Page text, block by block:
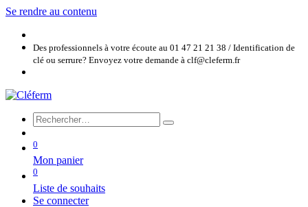
Se rendre au contenu
Des professionnels à votre écoute au 01 47 21 21 38 / Identification de
clé ou serrure? Envoyez votre demande à clf@cleferm.fr
0
Mon panier
0
Liste de souhaits
Se connecter